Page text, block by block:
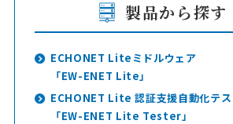
製品から探す
ECHONET Liteミドルウェア
「EW-ENET Lite」
ECHONET Lite 認証支援自動化テス
「EW-ENET Lite Tester」